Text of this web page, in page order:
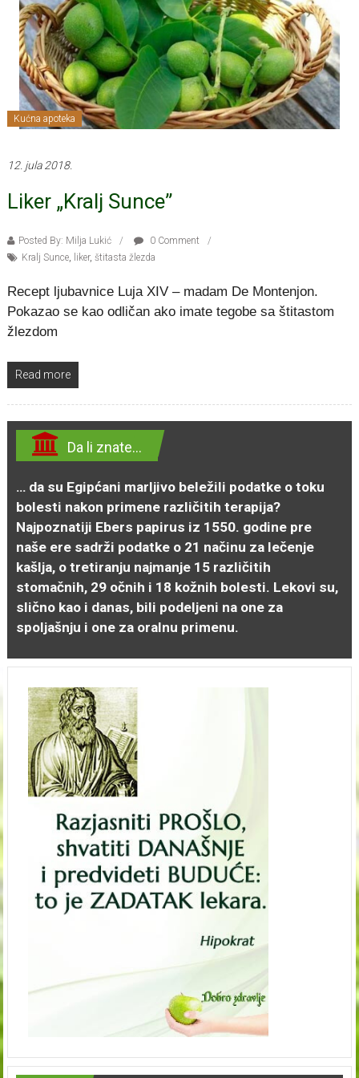
Kućna apoteka
12. jula 2018.
Liker „Kralj Sunce”
Posted By: Milja Lukić
0 Comment
Kralj Sunce, liker, štitasta žlezda
Recept ljubavnice Luja XIV – madam De Montenjon.
Pokazao se kao odličan ako imate tegobe sa štitastom
žlezdom
Read more
Da li znate…
… da su Egipćani marljivo beležili podatke o toku
bolesti nakon primene različitih terapija?
Najpoznatiji Ebers papirus iz 1550. godine pre
naše ere sadrži podatke o 21 načinu za lečenje
kašlja, o tretiranju najmanje 15 različitih
stomačnih, 29 očnih i 18 kožnih bolesti. Lekovi su,
slično kao i danas, bili podeljeni na one za
spoljašnju i one za oralnu primenu.